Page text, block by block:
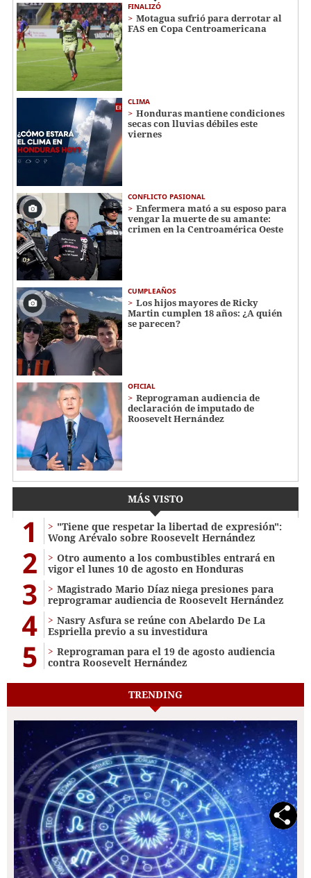
FINALIZÓ
Motagua sufrió para derrotar al
FAS en Copa Centroamericana
CLIMA
Honduras mantiene condiciones
secas con lluvias débiles este
viernes
CONFLICTO PASIONAL
Enfermera mató a su esposo para
vengar la muerte de su amante:
crimen en la Centroamérica Oeste
CUMPLEAÑOS
Los hijos mayores de Ricky
Martin cumplen 18 años: ¿A quién
se parecen?
OFICIAL
Reprograman audiencia de
declaración de imputado de
Roosevelt Hernández
MÁS VISTO
1
"Tiene que respetar la libertad de expresión":
Wong Arévalo sobre Roosevelt Hernández
2
Otro aumento a los combustibles entrará en
vigor el lunes 10 de agosto en Honduras
3
Magistrado Mario Díaz niega presiones para
reprogramar audiencia de Roosevelt Hernández
4
Nasry Asfura se reúne con Abelardo De La
Espriella previo a su investidura
5
Reprograman para el 19 de agosto audiencia
contra Roosevelt Hernández
TRENDING